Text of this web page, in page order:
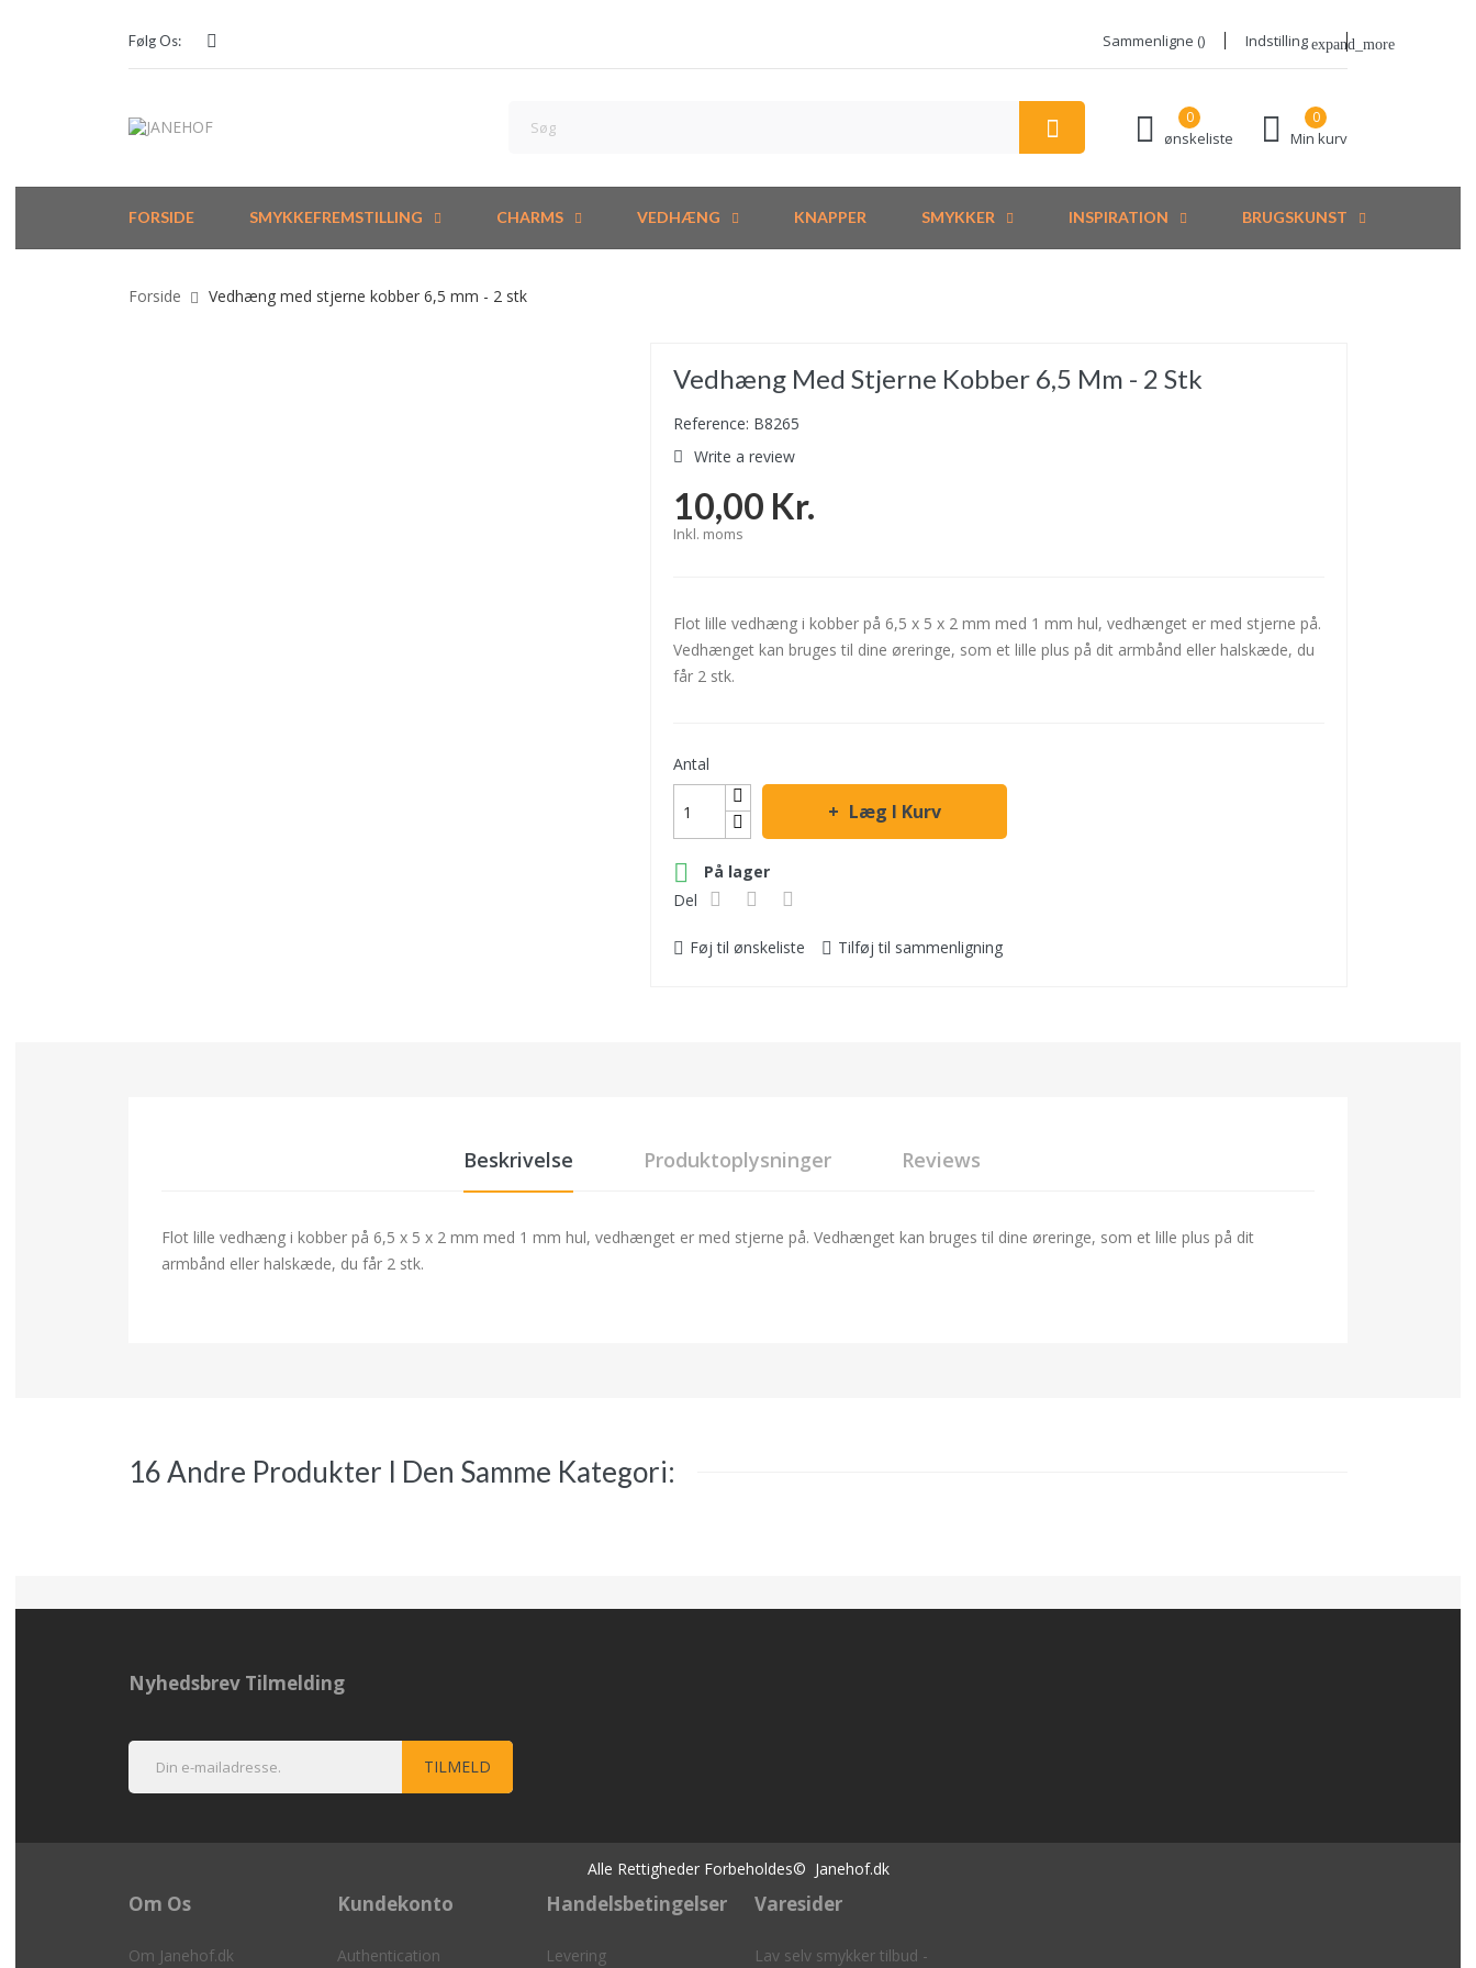
Indstilling expand_more
Sammenligne ()
Følg Os:
0
Min kurv
ønskeliste
0
FORSIDE SMYKKEFREMSTILLING CHARMS VEDHÆNG KNAPPER SMYKKER INSPIRATION BRUGSKUNST
Forside Vedhæng med stjerne kobber 6,5 mm - 2 stk
Vedhæng Med Stjerne Kobber 6,5 Mm - 2 Stk
Reference: B8265
Write a review
10,00 Kr.
Inkl. moms
Flot lille vedhæng i kobber på 6,5 x 5 x 2 mm med 1 mm hul, vedhænget er med stjerne på.
Vedhænget kan bruges til dine øreringe, som et lille plus på dit armbånd eller halskæde, du
får 2 stk.
Antal
Læg I Kurv

På lager
Del
Føj til ønskeliste Tilføj til sammenligning
Beskrivelse Produktoplysninger Reviews
Flot lille vedhæng i kobber på 6,5 x 5 x 2 mm med 1 mm hul, vedhænget er med stjerne på. Vedhænget kan bruges til dine øreringe, som et lille plus på dit
armbånd eller halskæde, du får 2 stk.
16 Andre Produkter I Den Samme Kategori:
Nyhedsbrev Tilmelding
Alle Rettigheder Forbeholdes© Janehof.dk
Om Os
Om Janehof.dk
Kundekonto
Authentication
Handelsbetingelser
Levering
Varesider
Lav selv smykker tilbud -